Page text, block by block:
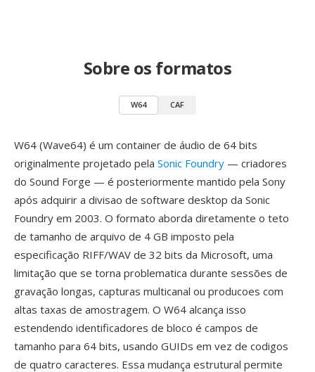
Sobre os formatos
W64 CAF
W64 (Wave64) é um container de áudio de 64 bits
originalmente projetado pela Sonic Foundry — criadores
do Sound Forge — é posteriormente mantido pela Sony
após adquirir a divisao de software desktop da Sonic
Foundry em 2003. O formato aborda diretamente o teto
de tamanho de arquivo de 4 GB imposto pela
especificação RIFF/WAV de 32 bits da Microsoft, uma
limitação que se torna problematica durante sessões de
gravação longas, capturas multicanal ou producoes com
altas taxas de amostragem. O W64 alcança isso
estendendo identificadores de bloco é campos de
tamanho para 64 bits, usando GUIDs em vez de codigos
de quatro caracteres. Essa mudança estrutural permite